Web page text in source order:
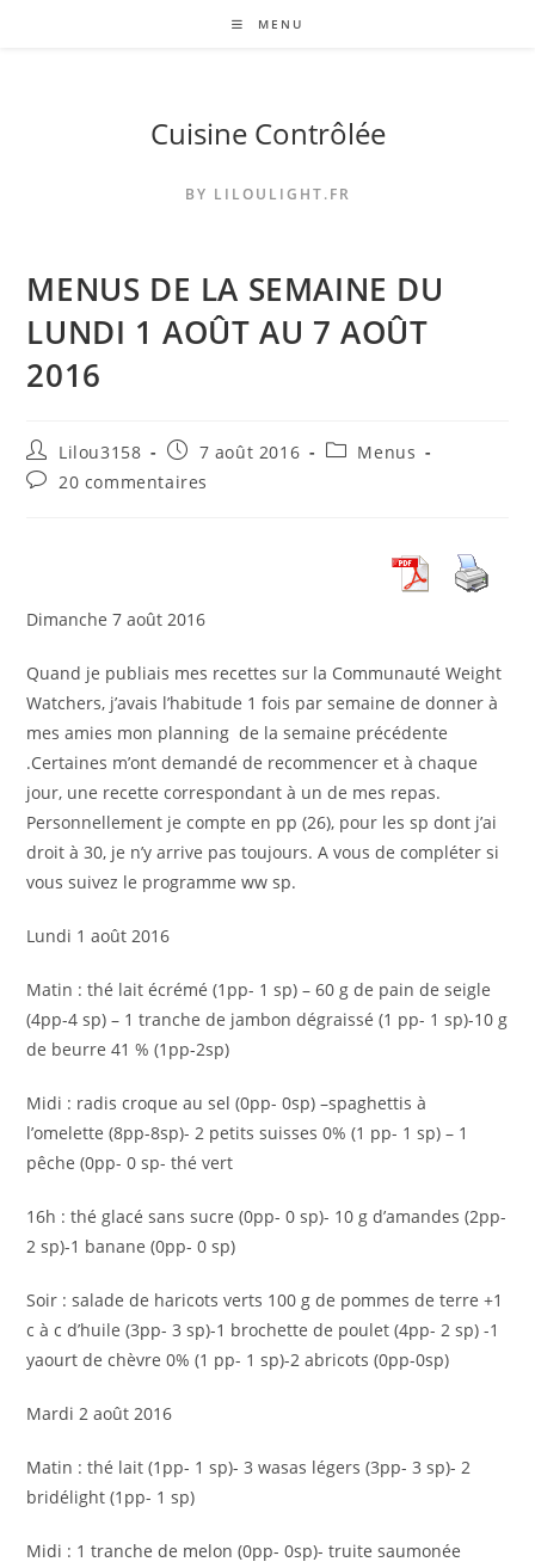
MENU
Cuisine Contrôlée
BY LILOULIGHT.FR
MENUS DE LA SEMAINE DU
LUNDI 1 AOÛT AU 7 AOÛT
2016
Auteur/autrice
de
la
Lilou3158
Publication
publiée :
7 août 2016
PostMenus
Commentaires
20 commentaires
Dimanche 7 août 2016
Quand je publiais mes recettes sur la Communauté Weight
Watchers, j’avais l’habitude 1 fois par semaine de donner à
mes amies mon planning de la semaine précédente
.Certaines m’ont demandé de recommencer et à chaque
jour, une recette correspondant à un de mes repas.
Personnellement je compte en pp (26), pour les sp dont j’ai
droit à 30, je n’y arrive pas toujours. A vous de compléter si
vous suivez le programme ww sp.
Lundi 1 août 2016
Matin : thé lait écrémé (1pp- 1 sp) – 60 g de pain de seigle
(4pp-4 sp) – 1 tranche de jambon dégraissé (1 pp- 1 sp)-10 g
de beurre 41 % (1pp-2sp)
Midi : radis croque au sel (0pp- 0sp) –spaghettis à
l’omelette (8pp-8sp)- 2 petits suisses 0% (1 pp- 1 sp) – 1
pêche (0pp- 0 sp- thé vert
16h : thé glacé sans sucre (0pp- 0 sp)- 10 g d’amandes (2pp-
2 sp)-1 banane (0pp- 0 sp)
Soir : salade de haricots verts 100 g de pommes de terre +1
c à c d’huile (3pp- 3 sp)-1 brochette de poulet (4pp- 2 sp) -1
yaourt de chèvre 0% (1 pp- 1 sp)-2 abricots (0pp-0sp)
Mardi 2 août 2016
Matin : thé lait (1pp- 1 sp)- 3 wasas légers (3pp- 3 sp)- 2
bridélight (1pp- 1 sp)
Midi : 1 tranche de melon (0pp- 0sp)- truite saumonée